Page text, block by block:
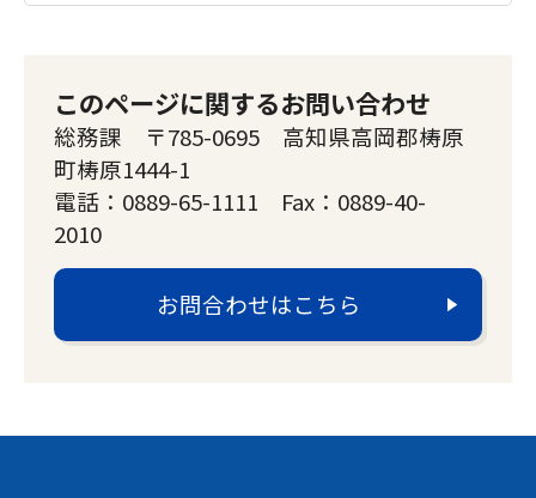
このページに関するお問い合わせ
総務課 〒785-0695 高知県高岡郡梼原
町梼原1444-1
電話：0889-65-1111 Fax：0889-40-
2010
お問合わせはこちら